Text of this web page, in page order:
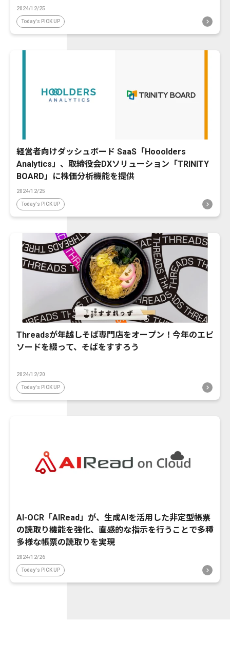
ケボ風に音声変換が可能に。
2024/12/25
Today's PICK UP
経営者向けダッシュボード SaaS「Hooolders
Analytics」、取締役会DXソリューション「TRINITY
BOARD」に株価分析機能を提供
2024/12/25
Today's PICK UP
Threadsが年越しそば専門店をオープン！今年のエピ
ソードを綴って、そばをすすろう
2024/12/20
Today's PICK UP
AI-OCR「AIRead」が、生成AIを活用した非定型帳票
の読取り機能を強化、直感的な指示を行うことで多種
多様な帳票の読取りを実現
2024/12/26
Today's PICK UP